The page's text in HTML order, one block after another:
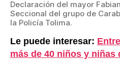
Declaración del mayor
Seccional del grupo de
la Policía Tolima.
Le puede interesar:
más de 40 niños y niñas